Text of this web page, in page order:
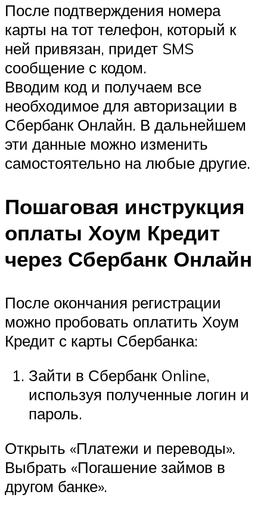
После подтверждения номера
карты на тот телефон, который к
ней привязан, придет SMS
сообщение с кодом.
Вводим код и получаем все
необходимое для авторизации в
Сбербанк Онлайн. В дальнейшем
эти данные можно изменить
самостоятельно на любые другие.
Пошаговая инструкция
оплаты Хоум Кредит
через Сбербанк Онлайн
После окончания регистрации
можно пробовать оплатить Хоум
Кредит с карты Сбербанка:
Зайти в Сбербанк Online,
используя полученные логин и
пароль.
Открыть «Платежи и переводы».
Выбрать «Погашение займов в
другом банке».